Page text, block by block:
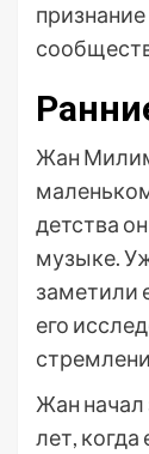
Жан
детства
музыке.
заметили
его
Жан начал
лет,